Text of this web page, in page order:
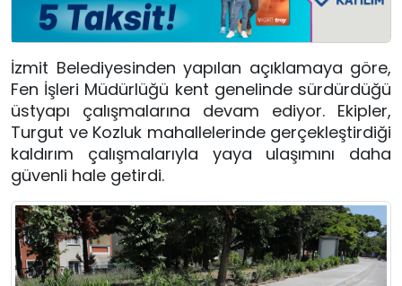
İzmit Belediyesinden yapılan açıklamaya göre,
Fen İşleri Müdürlüğü kent genelinde sürdürdüğü
üstyapı çalışmalarına devam ediyor. Ekipler,
Turgut ve Kozluk mahallelerinde gerçekleştirdiği
kaldırım çalışmalarıyla yaya ulaşımını daha
güvenli hale getirdi.